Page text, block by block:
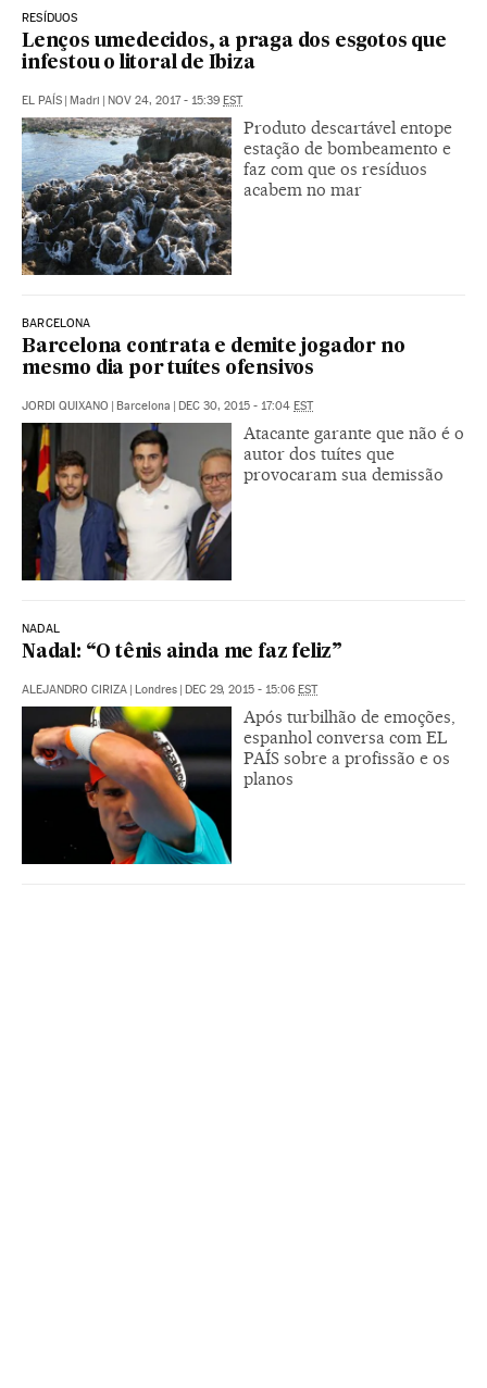
RESÍDUOS
Lenços umedecidos, a praga dos esgotos que
infestou o litoral de Ibiza
EL PAÍS | Madri | NOV 24, 2017 - 15:39 EST
Produto descartável entope
estação de bombeamento e
faz com que os resíduos
acabem no mar
BARCELONA
Barcelona contrata e demite jogador no
mesmo dia por tuítes ofensivos
JORDI QUIXANO | Barcelona | DEC 30, 2015 - 17:04 EST
Atacante garante que não é o
autor dos tuítes que
provocaram sua demissão
NADAL
Nadal: “O tênis ainda me faz feliz”
ALEJANDRO CIRIZA | Londres | DEC 29, 2015 - 15:06 EST
Após turbilhão de emoções,
espanhol conversa com EL
PAÍS sobre a profissão e os
planos